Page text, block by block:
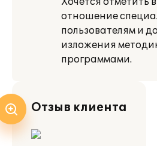
отношение
пользователям и
изложения
программами.
Отзыв клиента